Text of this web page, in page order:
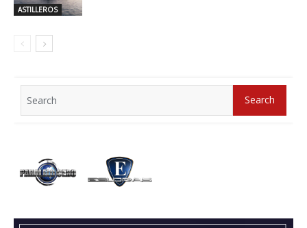
ASTILLEROS
for:
Search